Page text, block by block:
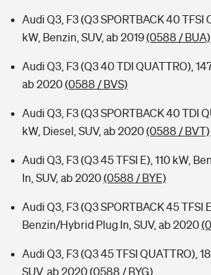
Audi Q3, F3 (Q3 SPORTBACK 40 TFSI
kW, Benzin, SUV, ab 2019(0588 / BUA)
Audi Q3, F3 (Q3 40 TDI QUATTRO),
ab 2020(0588 / BVS)
Audi Q3, F3 (Q3 SPORTBACK 40 TDI
kW, Diesel, SUV, ab 2020(0588 / BVT)
Audi Q3, F3 (Q3 45 TFSI E), 110 kW,
In, SUV, ab 2020(0588 / BYE)
Audi Q3, F3 (Q3 SPORTBACK 45 TFSI
Benzin/Hybrid Plug In, SUV, ab 2020
Audi Q3, F3 (Q3 45 TFSI QUATTRO),
SUV, ab 2020(0588 / BYG)